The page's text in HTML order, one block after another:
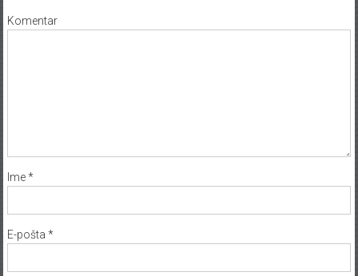
Komentar
Ime*
E-pošta *